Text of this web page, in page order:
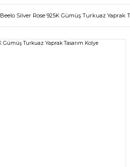
Beelo Silver Rose 925K Gümüş Turkuaz Yaprak